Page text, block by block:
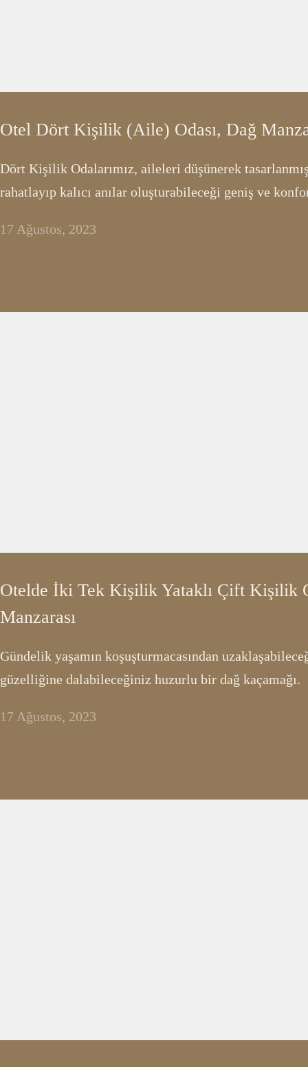
Otel Dört Kişilik (Aile) Odası, Dağ
Dört Kişilik Odalarımız, aileleri düşünerek
rahatlayıp kalıcı anılar oluşturabileceği geniş ve
17 Ağustos, 2023
Otelde İki Tek Kişilik Yataklı Çift Kişilik
Manzarası
Gündelik yaşamın koşuşturmacasından
güzelliğine dalabileceğiniz huzurlu bir dağ kaçamağı.
17 Ağustos, 2023